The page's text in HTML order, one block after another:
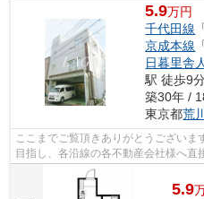
5.9万円
千代田線
京成本線
日暮里舎
駅 徒歩9
築30年 /
東京都荒
ここまでご覧頂きありがとうございま
目指し、各沿線の各不動産会社様へ
様へ提供しております！最新の情報は...
5.9